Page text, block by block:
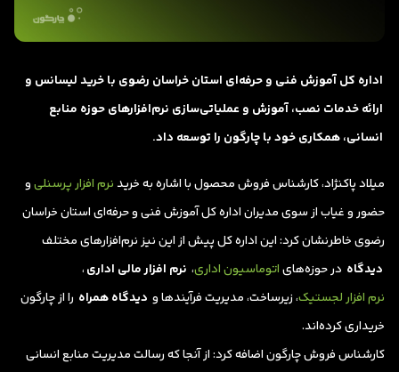
اداره کل آموزش فنی و حرفه‌ای استان خراسان رضوی با خرید لیسانس و
ارائه خدمات نصب، آموزش و عملیاتی‌سازی نرم‌افزارهای حوزه منابع
انسانی، همکاری خود با چارگون را توسعه داد.
میلاد پاکنژاد، کارشناس فروش محصول با اشاره به خرید نرم افزار پرسنلیو
حضور و غیاب از سوی مدیران اداره کل آموزش فنی و حرفه‌ای استان خراسان
رضوی خاطرنشان کرد: این اداره کل پیش از این نیز نرم‌افزارهای مختلف
دیدگاه در حوزه‌هایاتوماسیون اداری، نرم افزار مالی اداری،
نرم افزار لجستیک، زیرساخت، مدیریت فرآیندها و دیدگاه همراه را از چارگون
خریداری کرده‌اند.
کارشناس فروش چارگون اضافه کرد: از آنجا که رسالت مدیریت منابع انسانی